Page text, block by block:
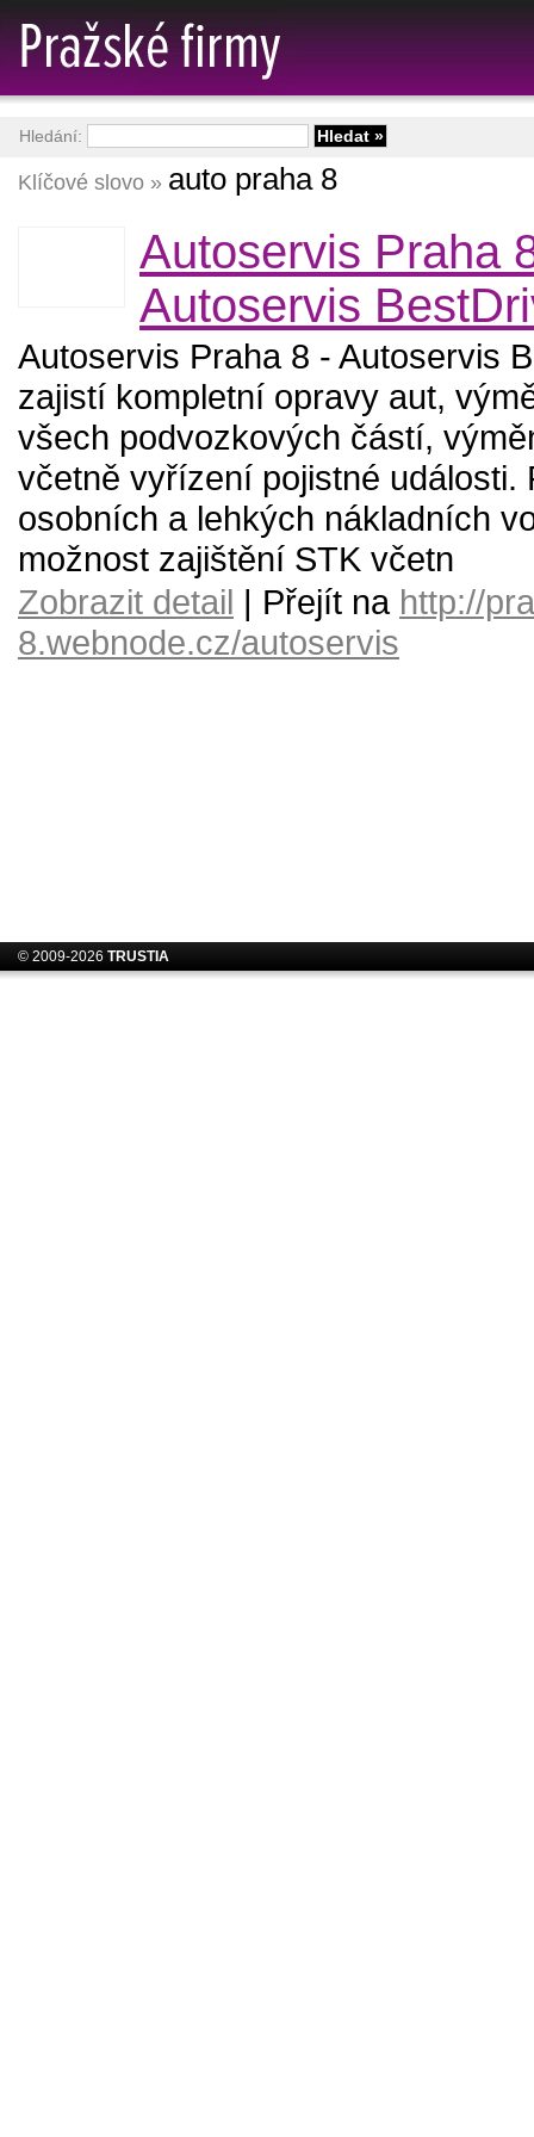
Klíčové slovo » auto praha 8
Autoservis Praha
Autoservis
Autoservis Praha 8 - Autoservis
zajistí kompletní opravy aut,
všech podvozkových částí,
včetně vyřízení pojistné události.
osobních a lehkých nákladních
možnost zajištění STK včetn
Zobrazit detail | Přejít na http://
8.webnode.cz/autoservis
Hledání:
© 2009-2026 TRUSTIA